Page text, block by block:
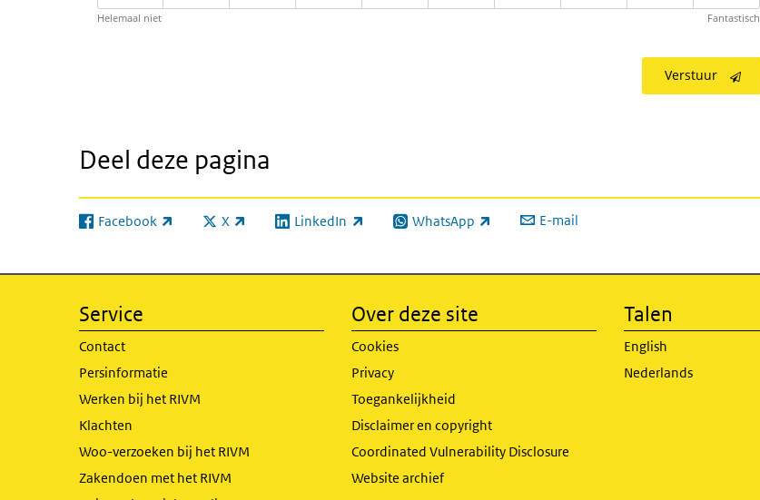
Helemaal niet Fantastisch
Verstuur
Deel deze pagina
Facebook
(externe link) X
(externe link) LinkedIn
(externe link) WhatsApp
(externe link) E-mail
Service
Contact
Persinformatie
Werken bij het RIVM
Klachten
Woo-verzoeken bij het RIVM
Zakendoen met het RIVM
Over deze site
Cookies
Privacy
Toegankelijkheid
Disclaimer en copyright
Coordinated Vulnerability Disclosure
Website archief
Talen
English
Nederlands